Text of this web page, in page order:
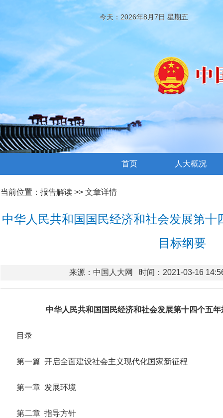
今天：2026年8月7日 星期五
首页 人大概况
当前位置： 报告解读 >> 文章详情
中华人民共和国国民经济和社会发展第十
目标纲要
来源：中国人大网 时间：2021-03-16
中华人民共和国国民经济和社会发展第十四个五
目录
第一篇 开启全面建设社会主义现代化国家新征程
第一章 发展环境
第二章 指导方针